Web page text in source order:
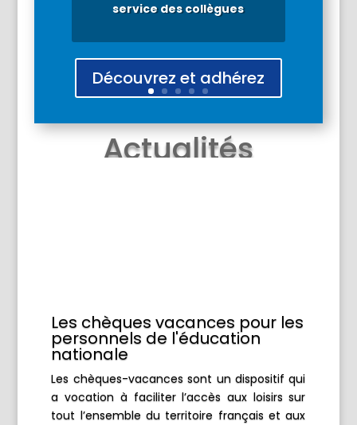
service des collègues
Découvrez et adhérez
Actualités
Les chèques vacances pour les
personnels de l'éducation
nationale
Les chèques-vacances sont un dispositif qui
a vocation à faciliter l’accès aux loisirs sur
tout l’ensemble du territoire français et aux